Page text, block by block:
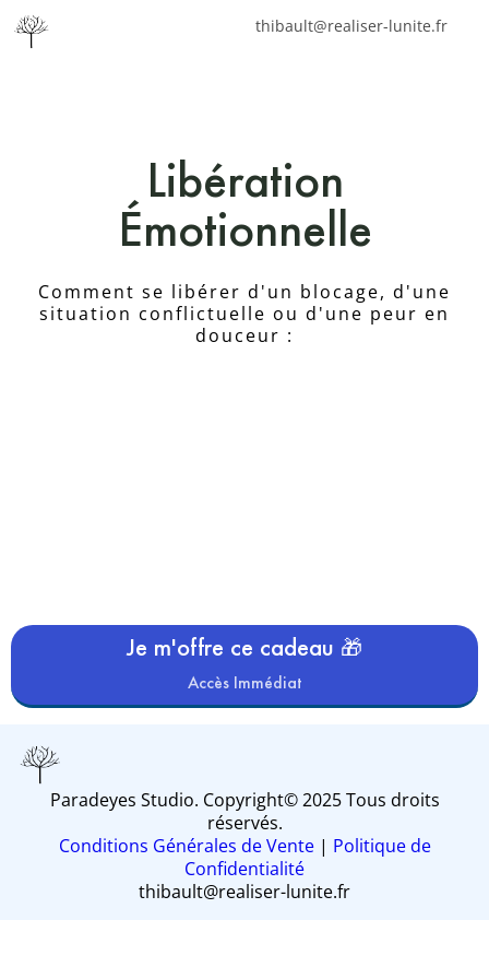
thibault@realiser-lunite.fr
Libération
Émotionnelle
Comment se libérer d'un blocage, d'une
situation conflictuelle ou d'une peur en
douceur :
Je m'offre ce cadeau 🎁
Accès Immédiat
Paradeyes Studio. Copyright© 2025 Tous droits
réservés.
Conditions Générales de Vente| Politique de
Confidentialité
thibault@realiser-lunite.fr